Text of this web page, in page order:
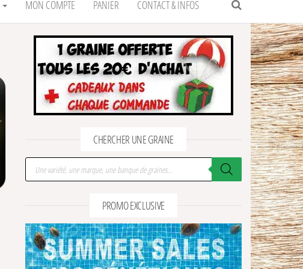
MON COMPTE PANIER CONTACT & INFOS
CHERCHER UNE GRAINE
Recherche de produits
PROMO EXCLUSIVE